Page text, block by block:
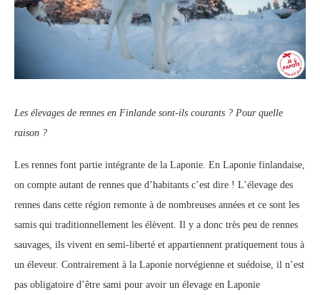
Les élevages de rennes en Finlande sont-ils courants ? Pour quelle
raison ?
Les rennes font partie intégrante de la Laponie. En Laponie finlandaise,
on compte autant de rennes que d’habitants c’est dire ! L’élevage des
rennes dans cette région remonte à de nombreuses années et ce sont les
samis qui traditionnellement les élèvent. Il y a donc très peu de rennes
sauvages, ils vivent en semi-liberté et appartiennent pratiquement tous à
un éleveur. Contrairement à la Laponie norvégienne et suédoise, il n’est
pas obligatoire d’être sami pour avoir un élevage en Laponie